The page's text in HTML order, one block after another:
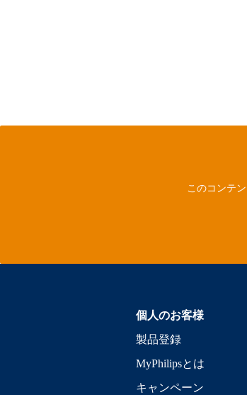
このコンテ
個人のお客様
製品登録
MyPhilipsとは
キャンペーン